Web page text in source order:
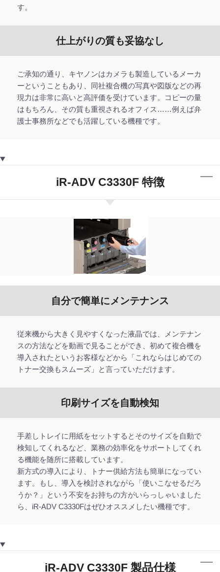
す。
仕上がりの質も妥協なし
ご承知の通り、キヤノンはカメラも製造しているメーカ
ーということもあり、同社複合機の写真や図版などの再
現力は非常に高いと高評価を受けています。コピーの量
はもちろん、その質も重視されるオフィス……例えば弁
護士事務所などでも活躍している機種です。
iR-ADV C3330F 特徴
自分で簡単にメンテナンス
従来機から大きく見やすくなった液晶では、メンテナン
スの方法などを動画で見ることができ、初めて複合機を
導入されたというお客様などから「これならはじめての
トナー交換もスムーズ」と言っていただけます。
印刷サイズを自動検知
手差しトレイに用紙をセットするとそのサイズを自動で
検知してくれるなど、業務の効率化をサポートしてくれ
る機能を随所に搭載しています。
新方式の導入により、トナー供給方法も簡単になってい
ます。もし、導入を検討されながら「使いこなせるだろ
うか？」という不安をお持ちの方がいらっしゃいました
ら、iR-ADV C3330Fはぜひオススメしたい機種です。
iR-ADV C3330F 製品仕様